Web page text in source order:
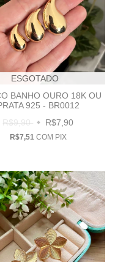
ESGOTADO
BANHO OURO 18K OU
925 - BR0012
R$9,90
R$7,90
R$7,51 COM PIX